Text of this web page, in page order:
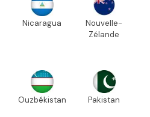
Nicaragua
Nouvelle-
Zélande
Ouzbékistan Pakistan